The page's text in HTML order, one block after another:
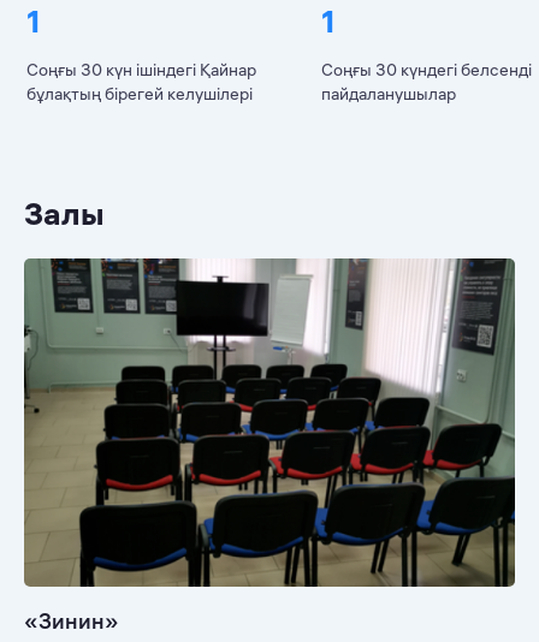
1
Соңғы 30 күн ішіндегі Қайнар
бұлақтың бірегей келушілері
1
Соңғы 30 күндегі белсенді
пайдаланушылар
Залы
«Зинин»